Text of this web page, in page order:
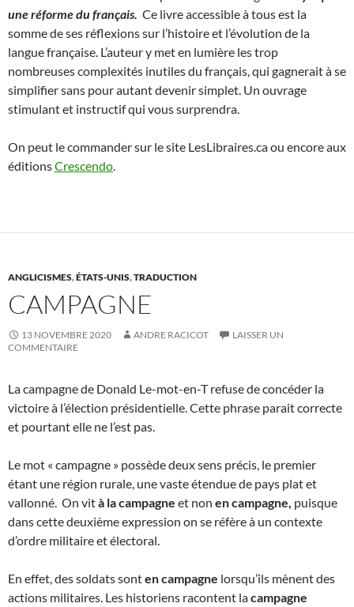
une réforme du français. Ce livre accessible à tous est la
somme de ses réflexions sur l’histoire et l’évolution de la
langue française. L’auteur y met en lumière les trop
nombreuses complexités inutiles du français, qui gagnerait à se
simplifier sans pour autant devenir simplet. Un ouvrage
stimulant et instructif qui vous surprendra.
On peut le commander sur le site LesLibraires.ca ou encore aux
éditionsCrescendo
ANGLICISMES,ÉTATS-UNIS,TRADUCTION
CAMPAGNE
13 NOVEMBRE 2020 ANDRE RACICOT
LAISSER UN
COMMENTAIRE
La campagne de Donald Le-mot-en-T refuse de concéder la
victoire à l’élection présidentielle. Cette phrase parait correcte
et pourtant elle ne l’est pas.
Le mot « campagne » possède deux sens précis, le premier
étant une région rurale, une vaste étendue de pays plat et
vallonné. On vità la campagne et non en campagne, puisque
dans cette deuxième expression on se réfère à un contexte
d’ordre militaire et électoral.
En effet, des soldats sonten campagne lorsqu’ils mènent des
actions militaires. Les historiens racontent lacampagne